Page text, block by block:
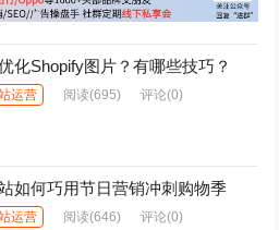
化Shopify图片？有哪些技巧？
运营 阅读(695) 评论(0)
如何巧用节日营销冲刺购物季
运营 阅读(646) 评论(0)